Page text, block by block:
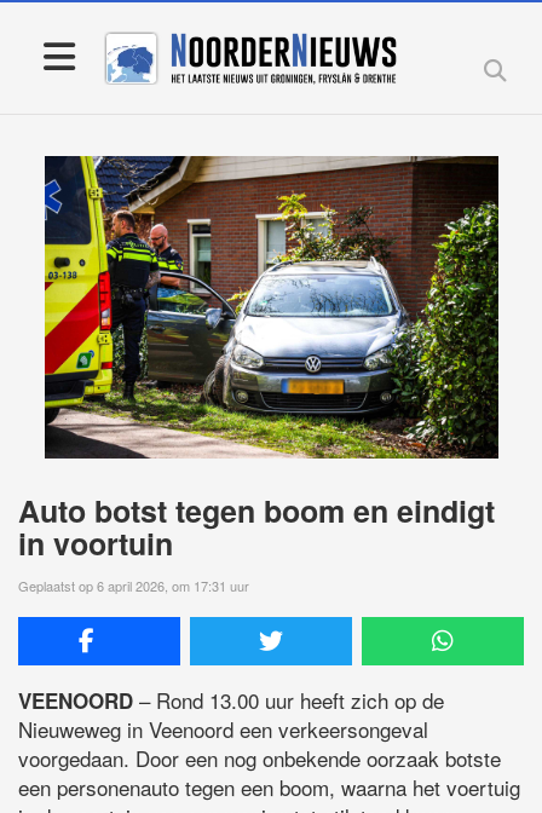
Auto botst tegen boom en eindigt
in voortuin
Geplaatst op 6 april 2026, om 17:31 uur
VEENOORD – Rond 13.00 uur heeft zich op de
Nieuweweg in Veenoord een verkeersongeval
voorgedaan. Door een nog onbekende oorzaak botste
een personenauto tegen een boom, waarna het voertuig